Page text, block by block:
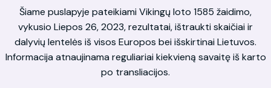
Šiame puslapyje pateikiami Vikingų loto 1585 žaidimo,
vykusio Liepos 26, 2023, rezultatai, ištraukti skaičiai ir
dalyvių lentelės iš visos Europos bei išskirtinai Lietuvos.
Informacija atnaujinama reguliariai kiekvieną savaitę iš karto
po transliacijos.